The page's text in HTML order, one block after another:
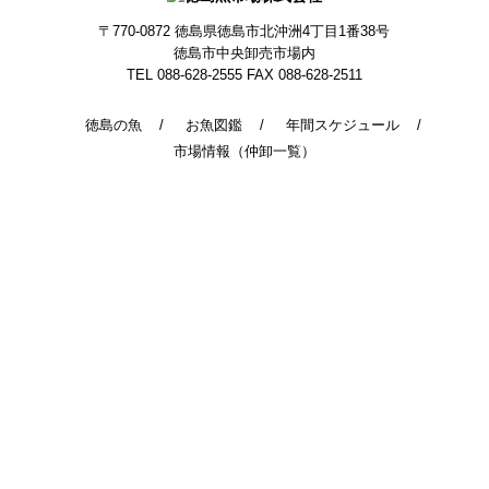
徳島の魚 お魚図鑑
年間スケジュール
市場情報（仲卸一覧）
〒770-0872徳島県徳島市北沖洲4丁目1番38号
徳島市中央卸売市場内
TEL 088-628-2555 FAX 088-628-2511